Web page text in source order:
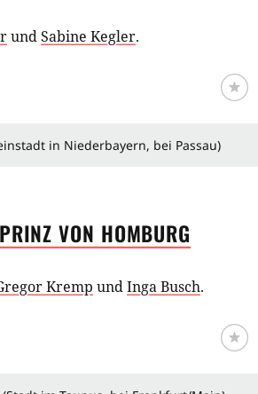
undSabine Kegler.
in Niederbayern, bei Passau)
VON HOMBURG
Kremp undInga Busch.